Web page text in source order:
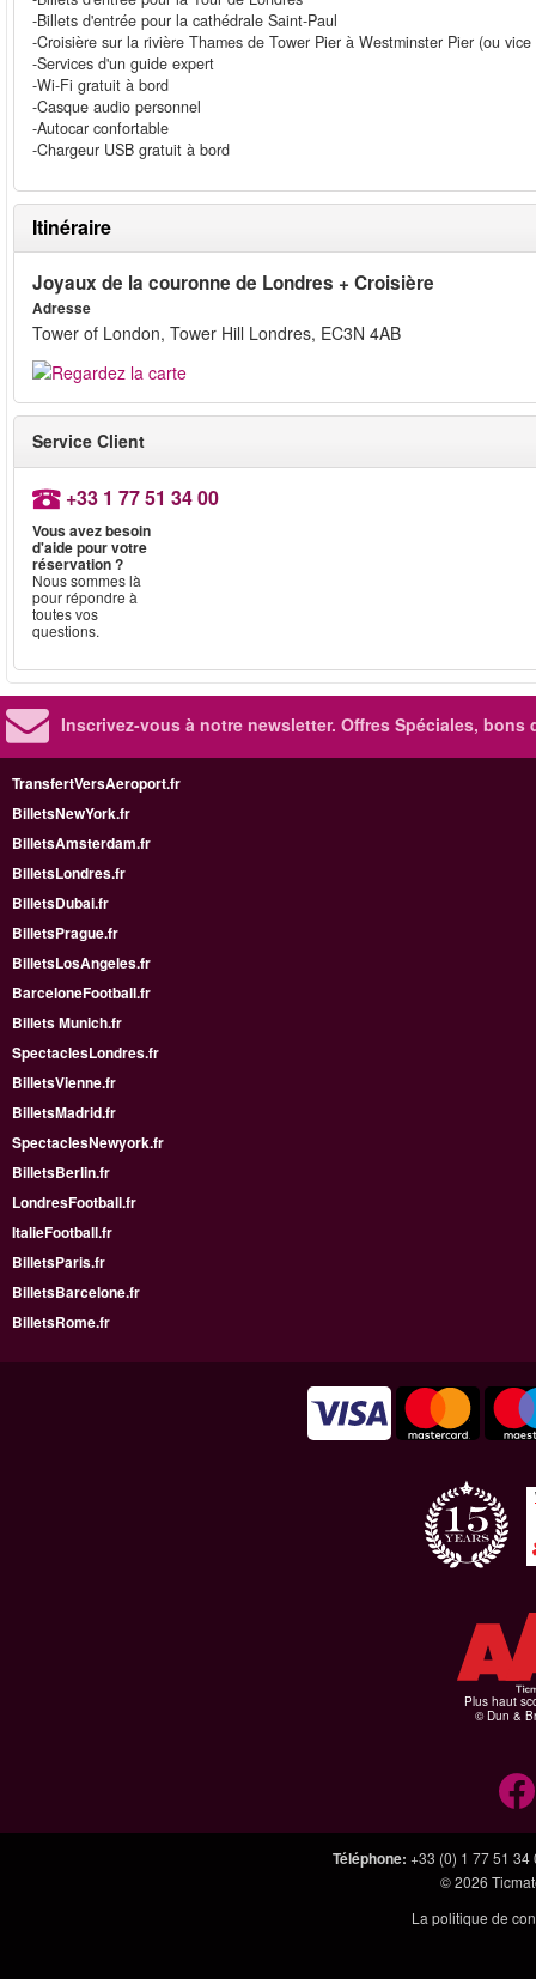
-Billets d'entrée pour la cathédrale Saint-Paul
-Croisière sur la rivière Thames de Tower Pier à Westminster Pier (ou vice
-Services d'un guide expert
-Wi-Fi gratuit à bord
-Casque audio personnel
-Autocar confortable
-Chargeur USB gratuit à bord
Itinéraire
Joyaux de la couronne de Londres + Croisière
Adresse
Tower of London, Tower Hill Londres, EC3N 4AB
Service Client
+33 1 77 51 34 00
Vous avez besoin
d'aide pour votre
réservation ?
Nous sommes là
pour répondre à
toutes vos
questions.
Inscrivez-vous à notre newsletter. Offres Spéciales, bons
TransfertVersAeroport.fr
BilletsNewYork.fr
BilletsAmsterdam.fr
BilletsLondres.fr
BilletsDubai.fr
BilletsPrague.fr
BilletsLosAngeles.fr
BarceloneFootball.fr
Billets Munich.fr
SpectaclesLondres.fr
BilletsVienne.fr
BilletsMadrid.fr
SpectaclesNewyork.fr
BilletsBerlin.fr
LondresFootball.fr
ItalieFootball.fr
BilletsParis.fr
BilletsBarcelone.fr
BilletsRome.fr
Plus haut
© Dun &
Téléphone: +33 (0) 1 77 51 34
© 2026
La politique de